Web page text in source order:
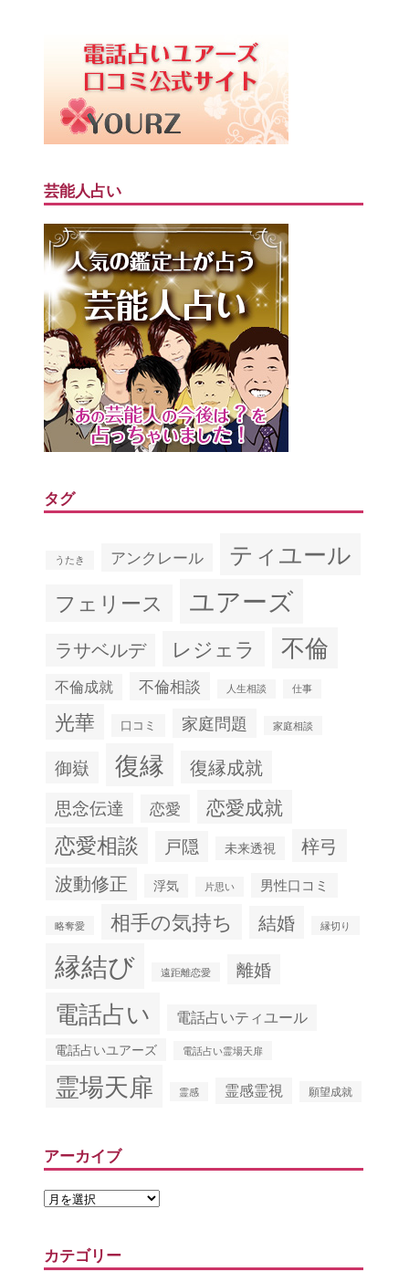
芸能人占い
タグ
うたき アンクレール ティユール
フェリース ユアーズ
ラサベルデ レジェラ 不倫
不倫成就 不倫相談 人生相談 仕事
光華 口コミ 家庭問題 家庭相談
御嶽 復縁 復縁成就
思念伝達 恋愛 恋愛成就
恋愛相談 戸隠 未来透視 梓弓
波動修正 浮気 片思い 男性口コミ
略奪愛 相手の気持ち 結婚 縁切り
縁結び 遠距離恋愛 離婚
電話占い 電話占いティユール
電話占いユアーズ 電話占い霊場天扉
霊場天扉 霊感 霊感霊視 願望成就
アーカイブ
カテゴリー